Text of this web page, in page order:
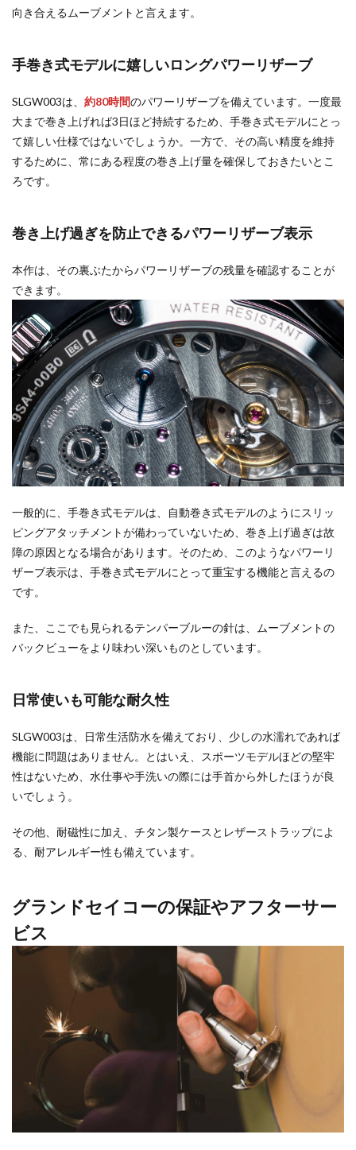
向き合えるムーブメントと言えます。
手巻き式モデルに嬉しいロングパワーリザーブ
SLGW003は、 約80時間のパワーリザーブを備えています。一度最
大まで巻き上げれば3日ほど持続するため、手巻き式モデルにとっ
て嬉しい仕様ではないでしょうか。一方で、その高い精度を維持
するために、常にある程度の巻き上げ量を確保しておきたいとこ
ろです。
巻き上げ過ぎを防止できるパワーリザーブ表示
本作は、その裏ぶたからパワーリザーブの残量を確認することが
できます。
一般的に、手巻き式モデルは、自動巻き式モデルのようにスリッ
ピングアタッチメントが備わっていないため、巻き上げ過ぎは故
障の原因となる場合があります。そのため、このようなパワーリ
ザーブ表示は、手巻き式モデルにとって重宝する機能と言えるの
です。
また、ここでも見られるテンパーブルーの針は、ムーブメントの
バックビューをより味わい深いものとしています。
日常使いも可能な耐久性
SLGW003は、日常生活防水を備えており、少しの水濡れであれば
機能に問題はありません。とはいえ、スポーツモデルほどの堅牢
性はないため、水仕事や手洗いの際には手首から外したほうが良
いでしょう。
その他、耐磁性に加え、チタン製ケースとレザーストラップによ
る、耐アレルギー性も備えています。
グランドセイコーの保証やアフターサー
ビス